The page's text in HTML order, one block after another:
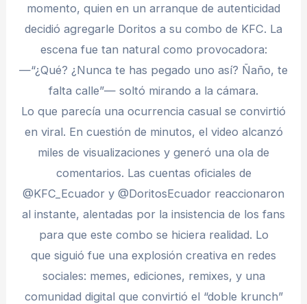
momento, quien en un arranque de autenticidad
decidió agregarle Doritos a su combo de KFC. La
escena fue tan natural como provocadora:
—“¿Qué? ¿Nunca te has pegado uno así? Ñaño, te
falta calle”— soltó mirando a la cámara.
Lo que parecía una ocurrencia casual se convirtió
en viral. En cuestión de minutos, el video alcanzó
miles de visualizaciones y generó una ola de
comentarios. Las cuentas oficiales de
@KFC_Ecuador y @DoritosEcuador reaccionaron
al instante, alentadas por la insistencia de los fans
para que este combo se hiciera realidad. Lo
que siguió fue una explosión creativa en redes
sociales: memes, ediciones, remixes, y una
comunidad digital que convirtió el “doble krunch”